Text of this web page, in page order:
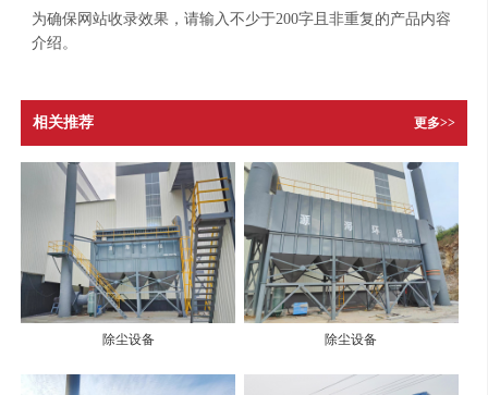
为确保网站收录效果，请输入不少于200字且非重复的产品内容
介绍。
相关推荐 更多>>
除尘设备 除尘设备